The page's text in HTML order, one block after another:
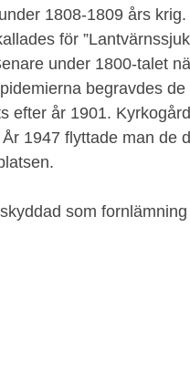
1808-1809 års
för
under 1800-talet
begravdes
efter år 1901.
1947 flyttade man de
som